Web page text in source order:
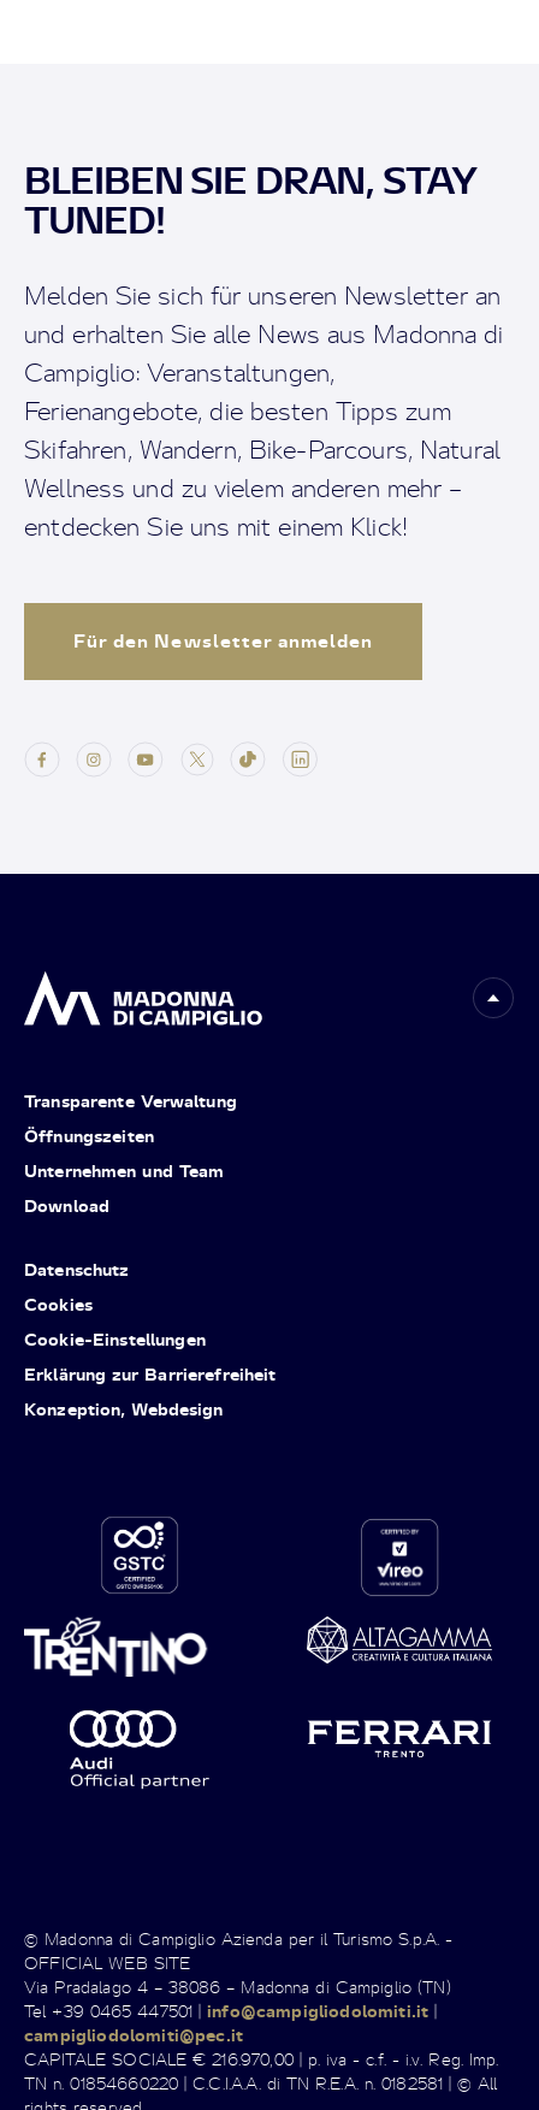
BLEIBEN SIE DRAN, STAY
TUNED!
Melden Sie sich für unseren Newsletter an
und erhalten Sie alle News aus Madonna di
Campiglio: Veranstaltungen,
Ferienangebote, die besten Tipps zum
Skifahren, Wandern, Bike-Parcours, Natural
Wellness und zu vielem anderen mehr –
entdecken Sie uns mit einem Klick!
Für den Newsletter anmelden
Transparente Verwaltung
Öffnungszeiten
Unternehmen und Team
Download
Datenschutz
Cookies
Cookie-Einstellungen
Erklärung zur Barrierefreiheit
Konzeption, Webdesign
© Madonna di Campiglio Azienda per il Turismo S.p.A. -
OFFICIAL WEB SITE
Via Pradalago 4 – 38086 – Madonna di Campiglio (TN)
Tel +39 0465 447501 |info@campigliodolomiti.it |
campigliodolomiti@pec.it
CAPITALE SOCIALE € 216.970,00 | p. iva - c.f. - i.v. Reg. Imp.
TN n. 01854660220 | C.C.I.A.A. di TN R.E.A. n. 0182581 | © All